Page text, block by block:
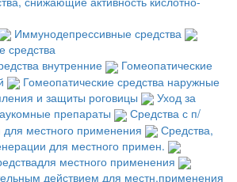
Иммунодепрессивные средства
внутренние
Гомеопатические
Гомеопатические средства наружные
и защиты роговицы
Уход за
препараты
Средства с п/
местного применения
Средства,
для местного примен.
местного применения
действием для местн.применения